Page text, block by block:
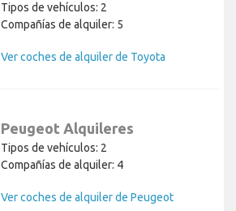
Tipos de vehículos: 2
Compañías de alquiler: 5
Ver coches de alquiler de Toyota
Peugeot Alquileres
Tipos de vehículos: 2
Compañías de alquiler: 4
Ver coches de alquiler de Peugeot